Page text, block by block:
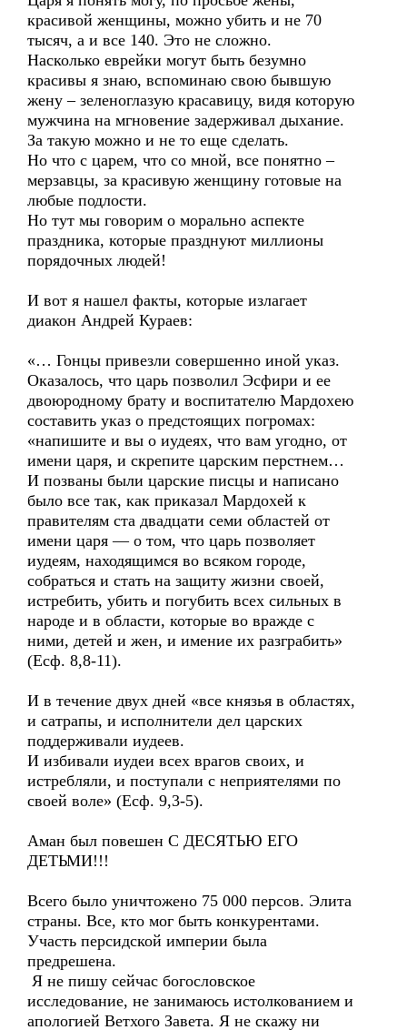
красивой женщины, можно убить и не 70
тысяч, а и все 140. Это не сложно.
Насколько еврейки могут быть безумно
красивы я знаю, вспоминаю свою бывшую
жену – зеленоглазую красавицу, видя которую
мужчина на мгновение задерживал дыхание.
За такую можно и не то еще сделать.
Но что с царем, что со мной, все понятно –
мерзавцы, за красивую женщину готовые на
любые подлости.
Но тут мы говорим о морально аспекте
праздника, которые празднуют миллионы
порядочных людей!
И вот я нашел факты, которые излагает
диакон Андрей Кураев:
«… Гонцы привезли совершенно иной указ.
Оказалось, что царь позволил Эсфири и ее
двоюродному брату и воспитателю Мардохею
составить указ о предстоящих погромах:
«напишите и вы о иудеях, что вам угодно, от
имени царя, и скрепите царским перстнем…
И позваны были царские писцы и написано
было все так, как приказал Мардохей к
правителям ста двадцати семи областей от
имени царя — о том, что царь позволяет
иудеям, находящимся во всяком городе,
собраться и стать на защиту жизни своей,
истребить, убить и погубить всех сильных в
народе и в области, которые во вражде с
ними, детей и жен, и имение их разграбить»
(Есф. 8,8-11).
И в течение двух дней «все князья в областях,
и сатрапы, и исполнители дел царских
поддерживали иудеев.
И избивали иудеи всех врагов своих, и
истребляли, и поступали с неприятелями по
своей воле» (Есф. 9,3-5).
Аман был повешен С ДЕСЯТЬЮ ЕГО
ДЕТЬМИ!!!
Всего было уничтожено 75 000 персов. Элита
страны. Все, кто мог быть конкурентами.
Участь персидской империи была
предрешена.
Я не пишу сейчас богословское
исследование, не занимаюсь истолкованием и
апологией Ветхого Завета. Я не скажу ни